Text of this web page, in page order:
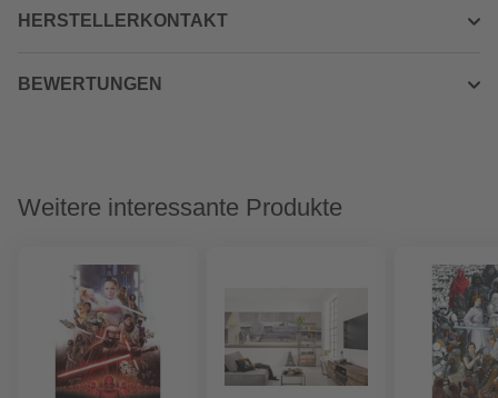
HERSTELLERKONTAKT
BEWERTUNGEN
Weitere interessante Produkte